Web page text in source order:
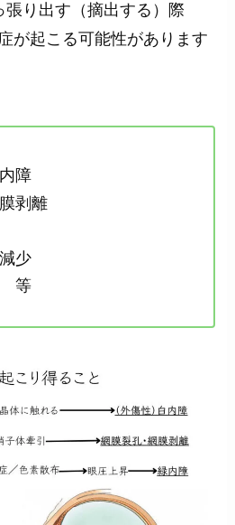
張り出す（摘出する）際
が起こる可能性があります
障
剥離
減少
等